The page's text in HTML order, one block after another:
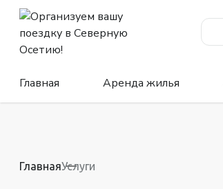
Главная Аренда жилья
ГлавнаяУслуги